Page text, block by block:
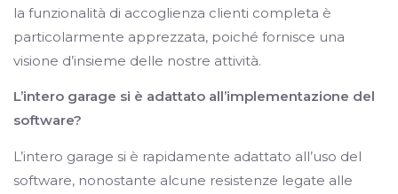
la funzionalità di accoglienza clienti completa è
particolarmente apprezzata, poiché fornisce una
visione d’insieme delle nostre attività.
L’intero garage si è adattato all’implementazione del
software?
L’intero garage si è rapidamente adattato all’uso del
software, nonostante alcune resistenze legate alle